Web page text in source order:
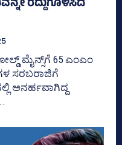
ರದ್ದುಗೊಳಿಸಿದ
ಮೈನ್ಸ್‌ಗೆ 65 ಎಂಎಂ
ಸರಬರಾಜಿಗೆ
ಅನರ್ಹವಾಗಿದ್ದ